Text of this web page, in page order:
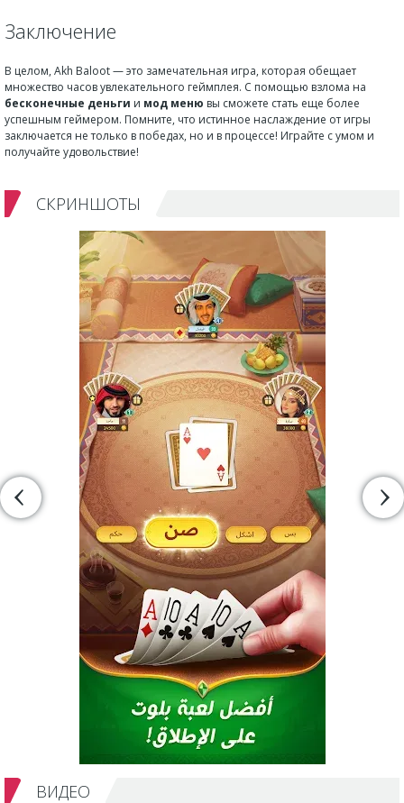
Заключение
В целом, Akh Baloot — это замечательная игра, которая обещает
множество часов увлекательного геймплея. С помощью взлома на
бесконечные деньги и мод меню вы сможете стать еще более
успешным геймером. Помните, что истинное наслаждение от игры
заключается не только в победах, но и в процессе! Играйте с умом и
получайте удовольствие!
СКРИНШОТЫ
ВИДЕО